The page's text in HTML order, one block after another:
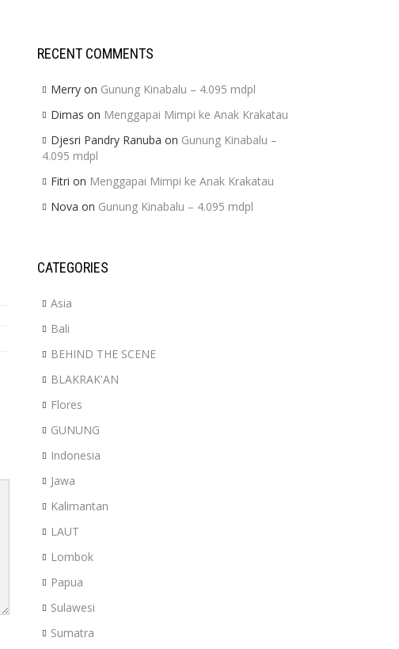
RECENT COMMENTS
Merry on Gunung Kinabalu – 4.095 mdpl
Dimas on Menggapai Mimpi ke Anak Krakatau
Djesri Pandry Ranuba on Gunung Kinabalu –
4.095 mdpl
Fitri on Menggapai Mimpi ke Anak Krakatau
Nova on Gunung Kinabalu – 4.095 mdpl
CATEGORIES
Asia
Bali
BEHIND THE SCENE
BLAKRAK'AN
Flores
GUNUNG
Indonesia
Jawa
Kalimantan
LAUT
Lombok
Papua
Sulawesi
Sumatra